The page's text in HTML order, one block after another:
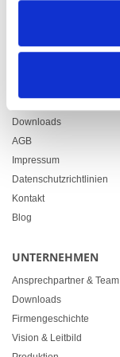
Zürcherstrasse 37
LINKS
Downloads
AGB
Impressum
Datenschutzrichtlinien
Kontakt
Blog
UNTERNEHMEN
Ansprechpartner & Team
Downloads
Firmengeschichte
Vision & Leitbild